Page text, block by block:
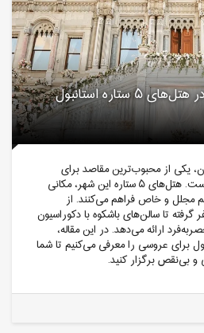
استانبول
یکی از محبوب‌ترین مقاصد برای
برگزاری عروسی‌های لاکچری است. هتل‌های ۵ ستاره این شهر، مکانی
مجلل و خاص فراهم می‌کنند. از
گرفته تا سالن‌های باشکوه با دکوراسیون
ارائه می‌دهد. در این مقاله،
ستاره استانبول برای عروسی را معرفی می‌کنیم تا شما
بی‌نقص برگزار کنید.